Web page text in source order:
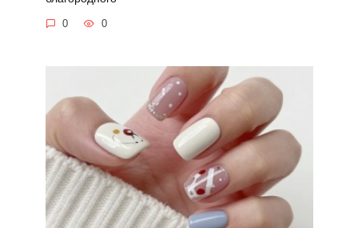
0 0